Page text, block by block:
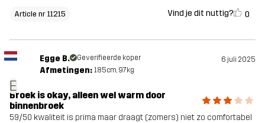
Article nr 11215 Vind je dit nuttig? 0
E
Egge B. Geverifieerde koper 6 juli 2025
Afmetingen: 185cm, 97kg
Broek is okay, alleen wel warm door
binnenbroek
59/50 kwaliteit is prima maar draagt (zomers) niet zo comfortabel